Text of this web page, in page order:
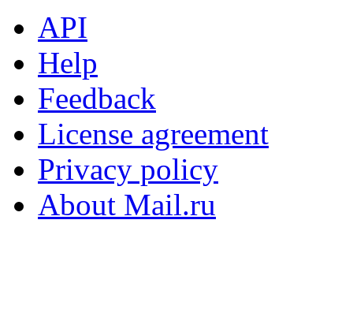
API
Help
Feedback
License agreement
Privacy policy
About Mail.ru